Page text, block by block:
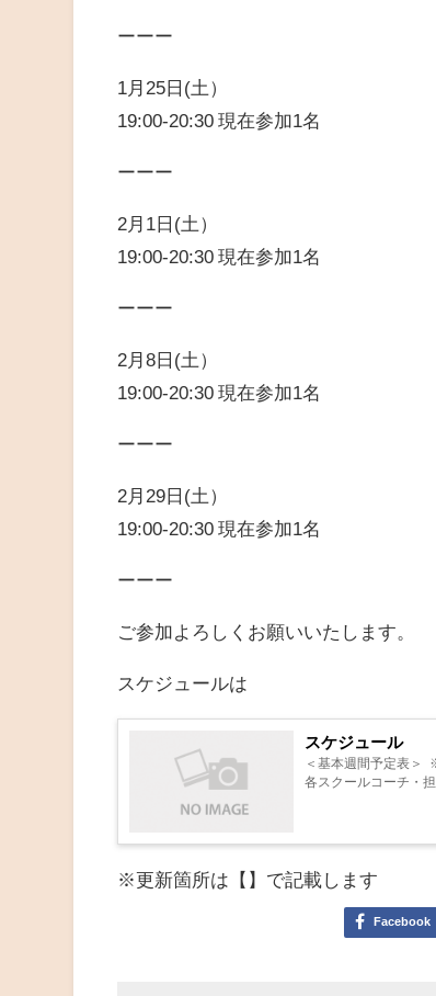
ーーー
1月25日(土）
19:00-20:30 現在参加1名
ーーー
2月1日(土）
19:00-20:30 現在参加1名
ーーー
2月8日(土）
19:00-20:30 現在参加1名
ーーー
2月29日(土）
19:00-20:30 現在参加1名
ーーー
ご参加よろしくお願いいたします。
スケジュールは
スケジュール
＜基本週間予定表＞
各スクールコーチ・
※更新箇所は【】で記載します
Facebook